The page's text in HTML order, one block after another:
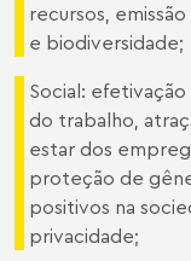
recursos,
e biodiversidade;
Social:
do trabalho,
estar dos
proteção de
positivos na
privacidade;